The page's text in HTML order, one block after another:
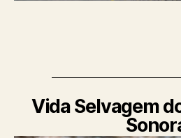
Vida Selvagem